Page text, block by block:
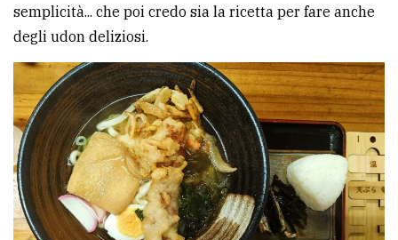
semplicità... che poi credo sia la ricetta per fare anche
degli udon deliziosi.